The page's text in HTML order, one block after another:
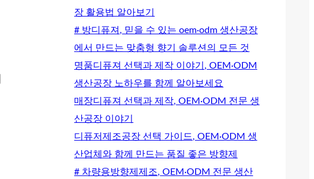
장 활용법 알아보기
# 방디퓨져, 믿을 수 있는 oem·odm 생산공장
에서 만드는 맞춤형 향기 솔루션의 모든 것
명품디퓨져 선택과 제작 이야기, OEM·ODM
생산공장 노하우를 함께 알아보세요
매장디퓨져 선택과 제작, OEM·ODM 전문 생
산공장 이야기
디퓨저제조공장 선택 가이드, OEM·ODM 생
산업체와 함께 만드는 품질 좋은 방향제
# 차량용방향제제조, OEM·ODM 전문 생산